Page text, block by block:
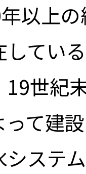
以上
してい
19世紀
って建
システ